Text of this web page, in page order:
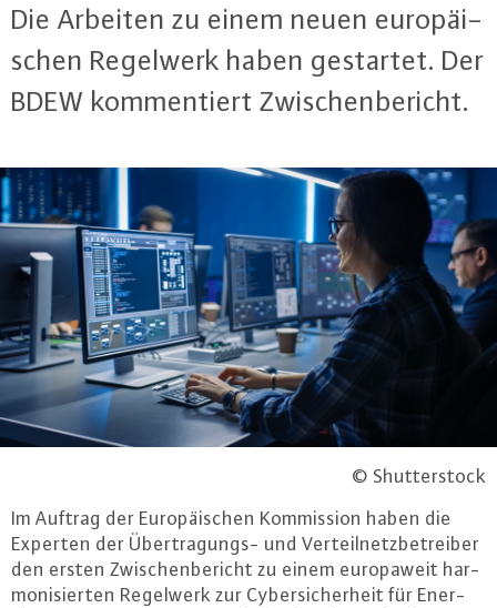
Die Arbeiten zu einem neuen eu­ro­päi­
schen Regelwerk haben gestartet. Der
BDEW kom­men­tiert Zwi­schen­be­richt.
© Shutterstock
Im Auftrag der Eu­ro­päi­schen Kom­mis­si­on haben die
Experten der Über­tra­gungs- und Ver­teil­netz­be­trei­ber
den ersten Zwi­schen­be­richt zu einem eu­ro­pa­weit har­
mo­ni­sier­ten Regelwerk zur Cy­ber­si­cher­heit für En­er­